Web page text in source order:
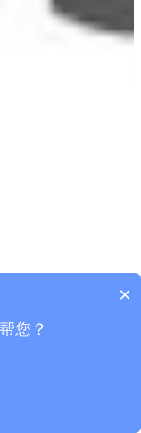
×
您？